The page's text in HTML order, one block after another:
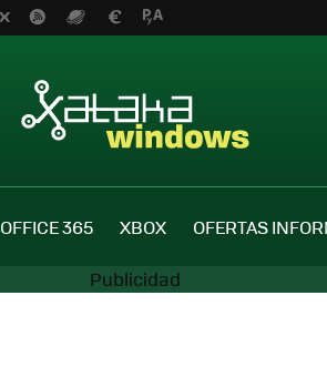
OFFICE 365 XBOX OFERTAS